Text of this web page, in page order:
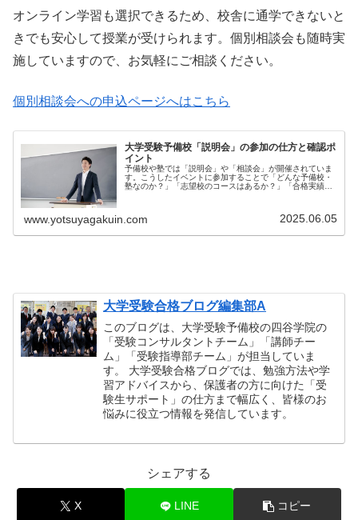
オンライン学習も選択できるため、校舎に通学できないと
きでも安心して授業が受けられます。個別相談会も随時実
施していますので、お気軽にご相談ください。
個別相談会への申込ページへはこちら
大学受験予備校「説明会」の参加の仕方と確認ポ
イント
予備校や塾では「説明会」や「相談会」が開催されていま
す。こうしたイベントに参加することで「どんな予備校・
塾なのか？」「志望校のコースはあるか？」「合格実績は
www.yotsuyagakuin.com 2025.06.05
大学受験合格ブログ編集部A
このブログは、大学受験予備校の四谷学院の
「受験コンサルタントチーム」「講師チー
ム」「受験指導部チーム」が担当していま
す。 大学受験合格ブログでは、勉強方法や学
習アドバイスから、保護者の方に向けた「受
験生サポート」の仕方まで幅広く、皆様のお
悩みに役立つ情報を発信しています。
シェアする
X LINE コピー